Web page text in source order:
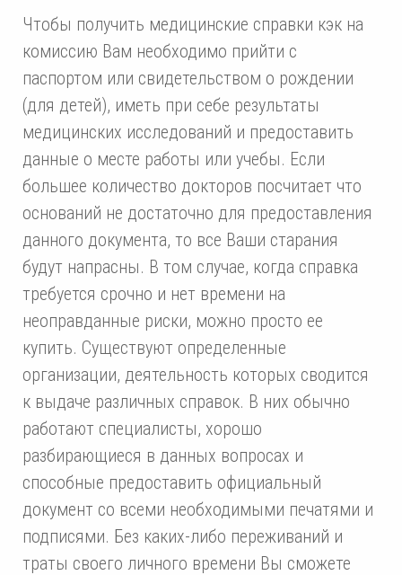
Чтобы получить медицинские справки кэк на
комиссию Вам необходимо прийти с
паспортом или свидетельством о рождении
(для детей), иметь при себе результаты
медицинских исследований и предоставить
данные о месте работы или учебы. Если
большее количество докторов посчитает что
оснований не достаточно для предоставления
данного документа, то все Ваши старания
будут напрасны. В том случае, когда справка
требуется срочно и нет времени на
неоправданные риски, можно просто ее
купить. Существуют определенные
организации, деятельность которых сводится
к выдаче различных справок. В них обычно
работают специалисты, хорошо
разбирающиеся в данных вопросах и
способные предоставить официальный
документ со всеми необходимыми печатями и
подписями. Без каких-либо переживаний и
траты своего личного времени Вы сможете